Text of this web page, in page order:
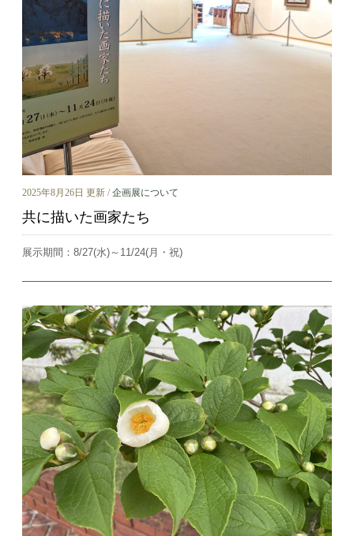
2025年8月26日 更新 /企画展について
共に描いた画家たち
展示期間：8/27(水)～11/24(月・祝)